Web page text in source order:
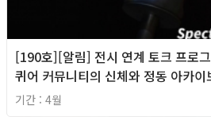
[190호][알림] 전시 연계 토크 프로
퀴어 커뮤니티의 신체와 정동 아카
기간 : 4월